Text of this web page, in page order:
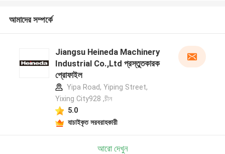
আমাদের সম্পর্কে
Jiangsu Heineda Machinery
Industrial Co.,Ltd প্রস্তুতকারক
প্রোফাইল
Yipa Road, Yiping Street,
Yixing City928 ,চীন
5.0
যাচাইকৃত সরবরাহকারী
আরো দেখুন